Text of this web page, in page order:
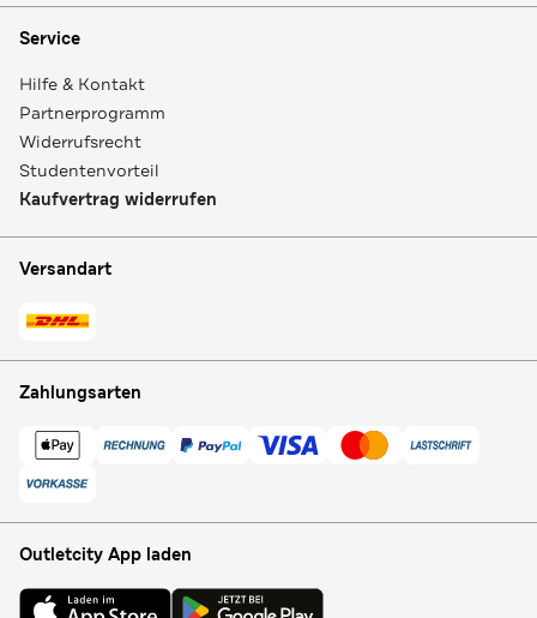
Service
Hilfe & Kontakt
Partnerprogramm
Widerrufsrecht
Studentenvorteil
Kaufvertrag widerrufen
Versandart
Zahlungsarten
Outletcity App laden